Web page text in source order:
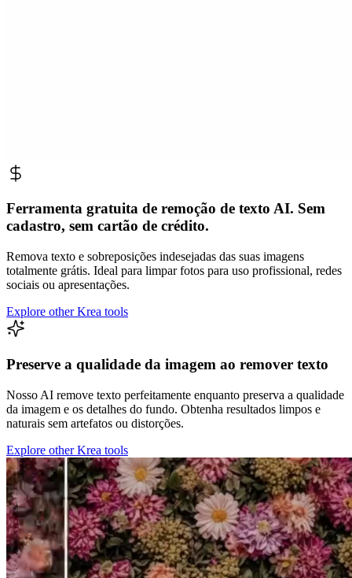
Ferramenta gratuita de remoção de texto AI. Sem
cadastro, sem cartão de crédito.
Remova texto e sobreposições indesejadas das suas imagens
totalmente grátis. Ideal para limpar fotos para uso profissional, redes
sociais ou apresentações.
Explore other Krea tools
Preserve a qualidade da imagem ao remover texto
Nosso AI remove texto perfeitamente enquanto preserva a qualidade
da imagem e os detalhes do fundo. Obtenha resultados limpos e
naturais sem artefatos ou distorções.
Explore other Krea tools